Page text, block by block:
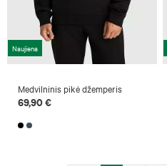
Naujiena
Medvilninis pikė džemperis
69,90 €